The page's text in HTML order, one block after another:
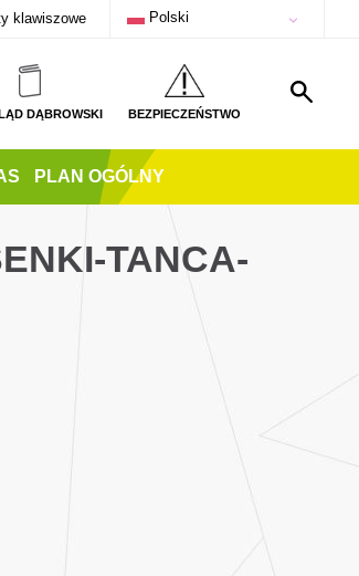
klawiszowe Polski
DĄBROWSKI BEZPIECZEŃSTWO
PLAN OGÓLNY
TANCA-